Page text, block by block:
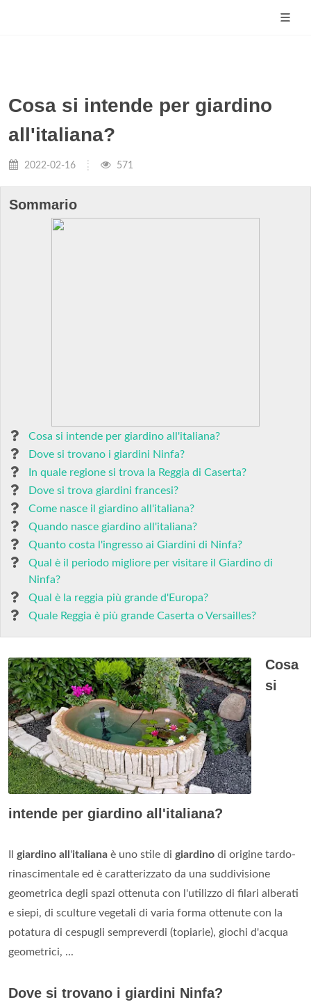
Cosa si intende per giardino
all'italiana?
2022-02-16 571
Sommario
Cosa si intende per giardino all'italiana?
Dove si trovano i giardini Ninfa?
In quale regione si trova la Reggia di Caserta?
Dove si trova giardini francesi?
Come nasce il giardino all'italiana?
Quando nasce giardino all'italiana?
Quanto costa l'ingresso ai Giardini di Ninfa?
Qual è il periodo migliore per visitare il Giardino di
Ninfa?
Qual è la reggia più grande d'Europa?
Quale Reggia è più grande Caserta o Versailles?
Cosa
si
intende per giardino all'italiana?
giardino all 'italiana è uno stile di giardino di origine tardo-
rinascimentale ed è caratterizzato da una suddivisione
geometrica degli spazi ottenuta con l'utilizzo di filari alberati
e siepi, di sculture vegetali di varia forma ottenute con la
potatura di cespugli sempreverdi (topiarie), giochi d'acqua
geometrici, ...
Dove si trovano i giardini Ninfa?